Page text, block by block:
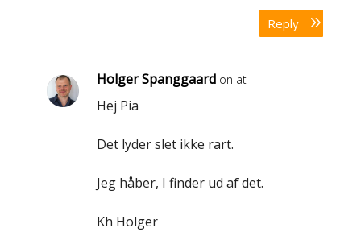
Reply
Holger Spanggaard on at
Hej Pia
Det lyder slet ikke rart.
Jeg håber, I finder ud af det.
Kh Holger